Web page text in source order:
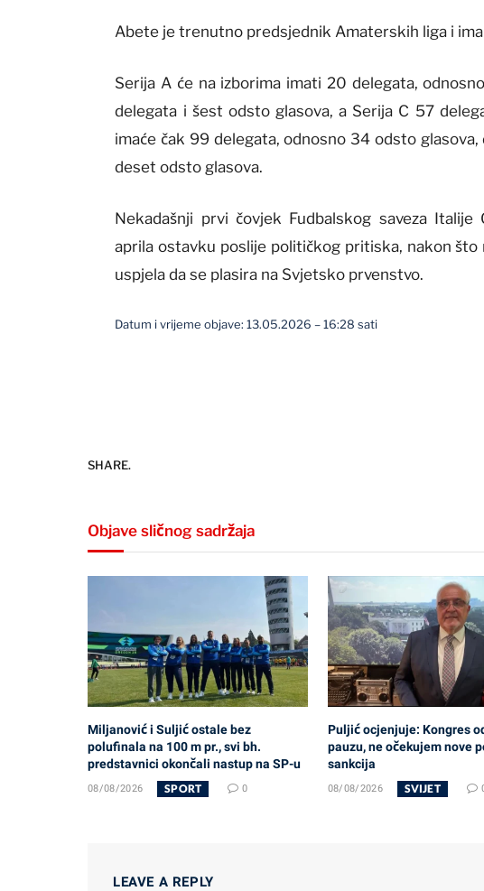
Abete je trenutno predsjednik Amaterskih liga i
Serija A će na izborima imati 20 delegata,
delegata i šest odsto glasova, a Serija C 57
imaće čak 99 delegata, odnosno 34 odsto
deset odsto glasova.
Nekadašnji prvi čovjek Fudbalskog saveza
aprila ostavku poslije političkog pritiska, nakon
uspjela da se plasira na Svjetsko prvenstvo.
Datum i vrijeme objave: 13.05.2026 – 16:28 sati
SHARE.
Objave sličnog sadržaja
Miljanović i Suljić ostale bez
polufinala na 100 m pr., svi bh.
predstavnici okončali nastup na SP-u
08/08/2026 SPORT 0
Puljić ocjenjuje: Kongres
pauzu, ne očekujem nove
sankcija
08/08/2026 SVIJET
LEAVE A REPLY